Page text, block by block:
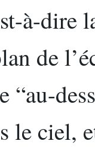
à-dire
de
“au-
le ciel,